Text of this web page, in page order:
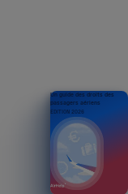
Un guide des droits des
passagers aériens
ÉDITION 2026